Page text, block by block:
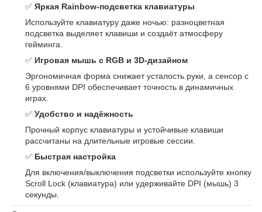
✅ Яркая Rainbow-подсветка клавиатуры
Используйте клавиатуру даже ночью: разноцветная
подсветка выделяет клавиши и создаёт атмосферу
гейминга.
✅ Игровая мышь с RGB и 3D-дизайном
Эргономичная форма снижает усталость руки, а сенсор с
6 уровнями DPI обеспечивает точность в динамичных
играх.
✅ Удобство и надёжность
Прочный корпус клавиатуры и устойчивые клавиши
рассчитаны на длительные игровые сессии.
✅ Быстрая настройка
Для включения/выключения подсветки используйте кнопку
Scroll Lock (клавиатура) или удерживайте DPI (мышь) 3
секунды.